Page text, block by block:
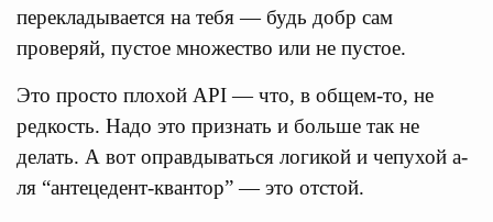
перекладывается на тебя — будь добр сам
проверяй, пустое множество или не пустое.
Это просто плохой API — что, в общем-то, не
редкость. Надо это признать и больше так не
делать. А вот оправдываться логикой и чепухой а-
ля “антецедент-квантор” — это отстой.